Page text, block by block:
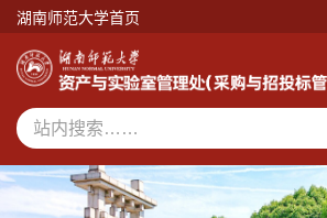
湖南师范大学首页